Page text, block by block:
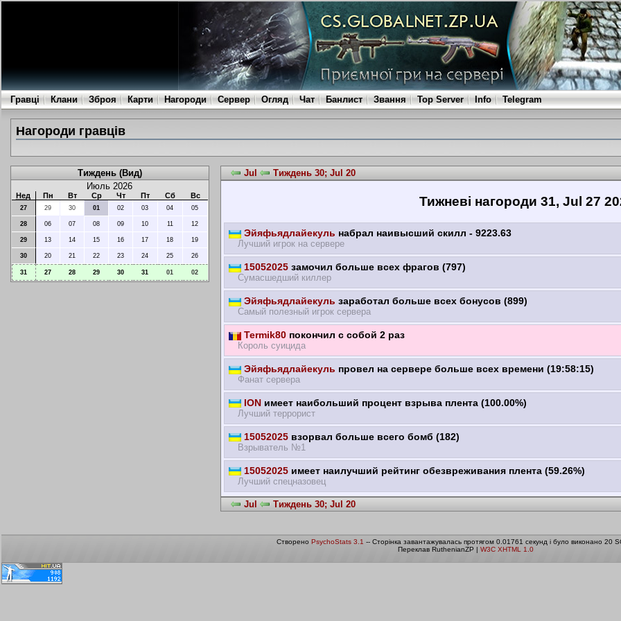
Гравці Клани Зброя Карти Нагороди Сервер Огляд Чат Банлист Звання Top Server Info Telegram
Нагороди гравців
Тиждень (Вид)
Июль 2026
Нед Пн Вт Ср Чт Пт Сб Вс
27 29 30 01 02 03 04 05
28 06 07 08 09 10 11 12
29 13 14 15 16 17 18 19
30 20 21 22 23 24 25 26
31 27 28 29 30 31 01 02
Jul Тиждень 30; Jul 20
Тижневі нагороди 31, Jul 27
Эйяфьядлайекуль набрал наивысший скилл - 9223.63
Лучший игрок на сервере
15052025замочил больше всех фрагов (797)
Сумасшедший киллер
Эйяфьядлайекуль заработал больше всех бонусов (899)
Самый полезный игрок сервера
Termik80покончил с собой 2 раз
Король суицида
Эйяфьядлайекуль провел на сервере больше всех времени (19:58:15)
Фанат сервера
IONимеет наибольший процент взрыва плента (100.00%)
Лучший террорист
15052025взорвал больше всего бомб (182)
Взрыватель №1
15052025имеет наилучший рейтинг обезвреживания плента (59.26%)
Лучший спецназовец
Jul Тиждень 30; Jul 20
Створено PsychoStats 3.1 -- Сторінка завантажувалась протягом 0.01761 секунд і було виконано 20
Переклав RuthenianZP | W3C XHTML 1.0